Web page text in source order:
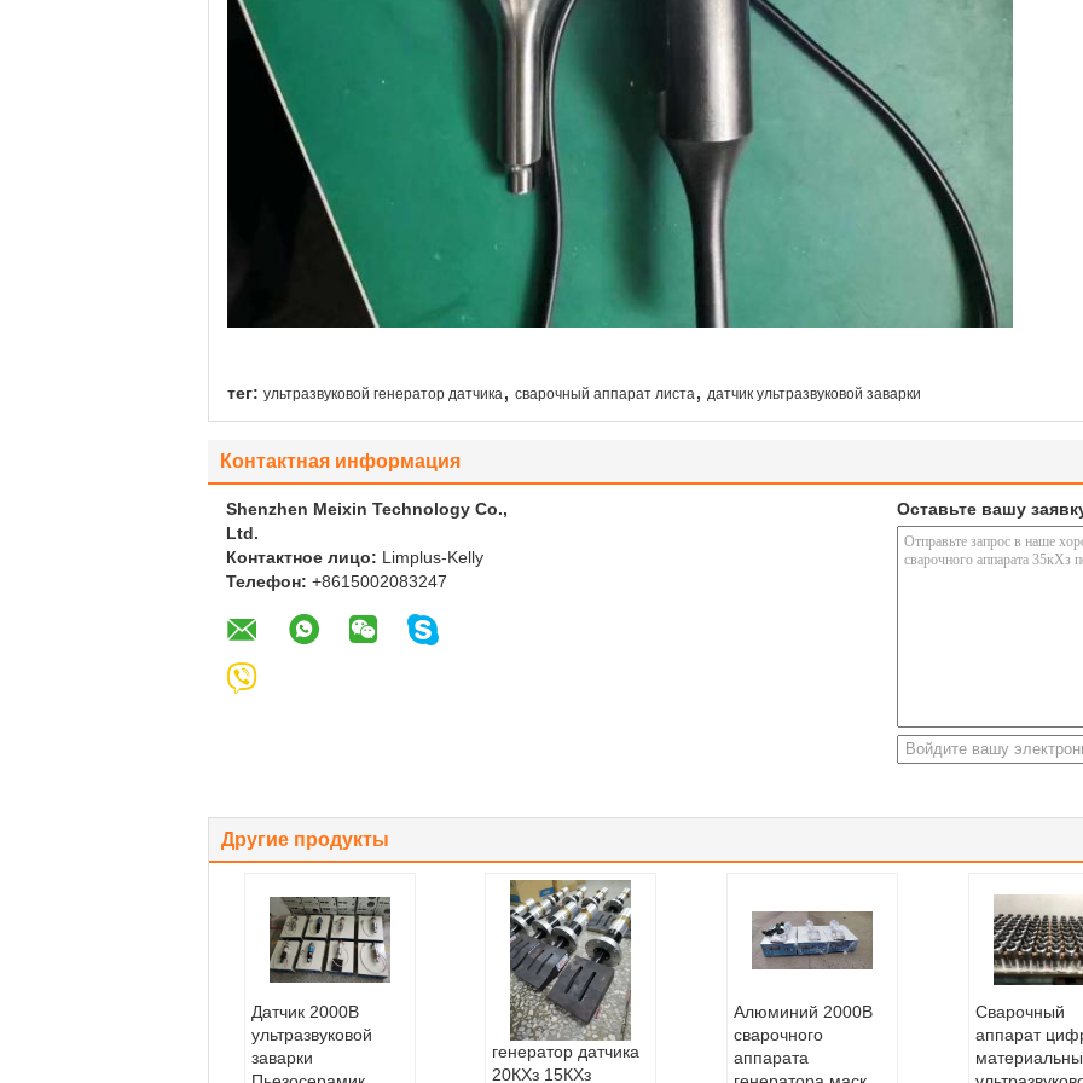
тег: ультразвуковой генератор датчика сварочный аппарат листа датчик ультразвуковой заварки
Контактная информация
Shenzhen Meixin Technology Co.,
Ltd.
Контактное лицо: Limplus-Kelly
Телефон: +8615002083247
Оставьте вашу
Другие продукты
Датчик 2000В
ультразвуковой
заварки
генератор датчика
20КХз 15КХз
Алюминий 2000В
сварочного
аппарата
Сварочный
аппарат